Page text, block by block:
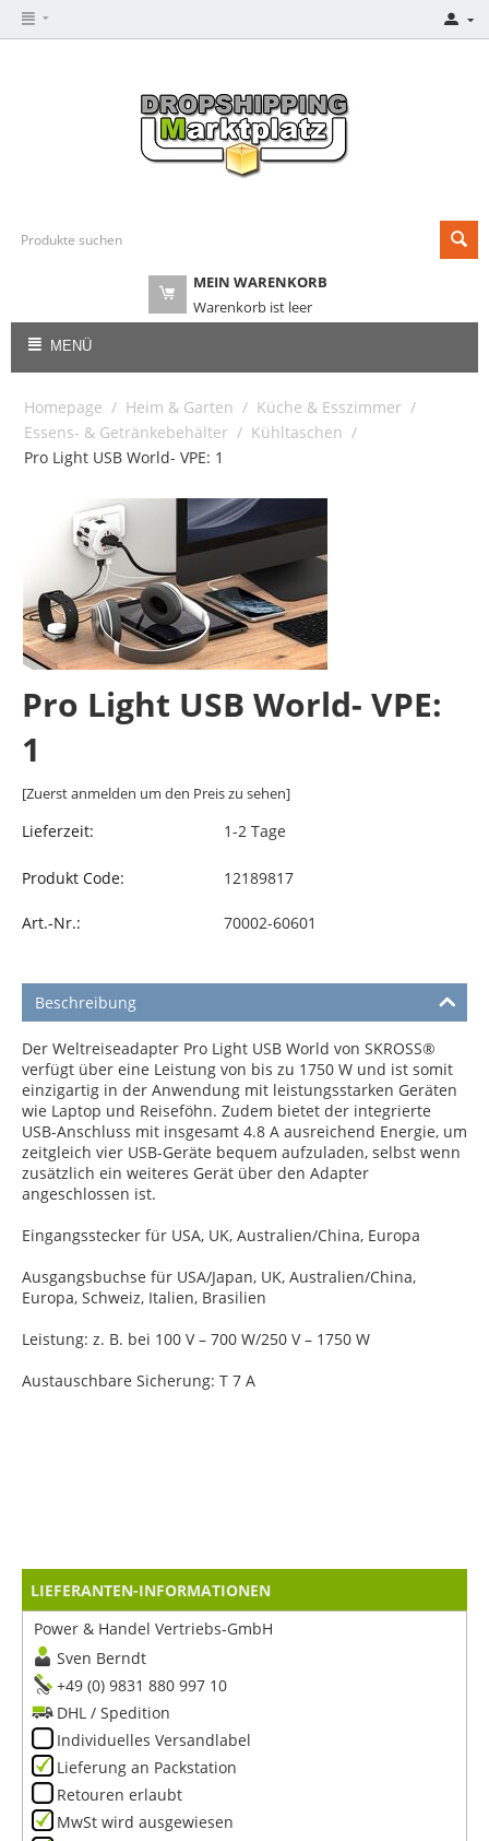
MEIN WARENKORB
Warenkorb ist leer
MENÜ
Homepage / Heim & Garten / Küche & Esszimmer /
Essens- & Getränkebehälter / Kühltaschen /
Pro Light USB World- VPE: 1
Pro Light USB World- VPE:
1
[Zuerst anmelden um den Preis zu sehen]
Lieferzeit: 1-2 Tage
Produkt Code: 12189817
Art.-Nr.: 70002-60601
Beschreibung
Der Weltreiseadapter Pro Light USB World von SKROSS®
verfügt über eine Leistung von bis zu 1750 W und ist somit
einzigartig in der Anwendung mit leistungsstarken Geräten
wie Laptop und Reiseföhn. Zudem bietet der integrierte
USB-Anschluss mit insgesamt 4.8 A ausreichend Energie, um
zeitgleich vier USB-Geräte bequem aufzuladen, selbst wenn
zusätzlich ein weiteres Gerät über den Adapter
angeschlossen ist.
Eingangsstecker für USA, UK, Australien/China, Europa
Ausgangsbuchse für USA/Japan, UK, Australien/China,
Europa, Schweiz, Italien, Brasilien
Leistung: z. B. bei 100 V – 700 W/250 V – 1750 W
Austauschbare Sicherung: T 7 A
LIEFERANTEN-INFORMATIONEN
Power & Handel Vertriebs-GmbH
Sven Berndt
+49 (0) 9831 880 997 10
DHL / Spedition
Individuelles Versandlabel
Lieferung an Packstation
Retouren erlaubt
MwSt wird ausgewiesen